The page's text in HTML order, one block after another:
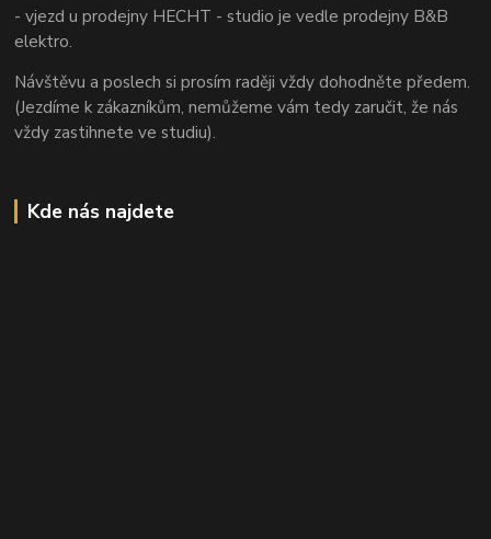
- vjezd u prodejny HECHT - studio je vedle prodejny B&B
elektro.
Návštěvu a poslech si prosím raději vždy dohodněte předem.
(Jezdíme k zákazníkům, nemůžeme vám tedy zaručit, že nás
vždy zastihnete ve studiu).
Kde nás najdete